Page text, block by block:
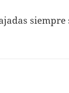
siempre